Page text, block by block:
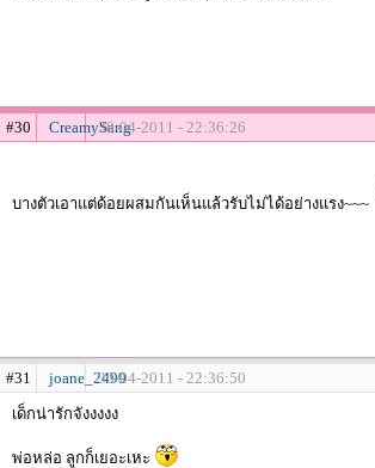
#30 CreamySang30-04-2011 - 22:36:26
บางตัวเอาแต่ด้อยผสมกันเห็นแล้วรับไม่ได้อย่างแรง~~~
#31 joane_249930-04-2011 - 22:36:50
เด็กน่ารักจังงงงง
พ่อหล่อ ลูกก็เยอะเหะ